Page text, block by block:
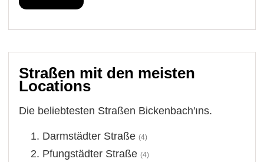
Straßen mit den meisten
Locations
Die beliebtesten Straßen Bickenbach'ıns.
Darmstädter Straße (4)
Pfungstädter Straße (4)